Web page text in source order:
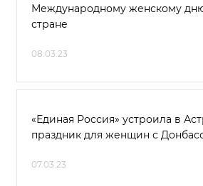
Международному женскому
стране
08.03.23
«Единая Россия» устроила в
праздник для женщин с
07.03.23